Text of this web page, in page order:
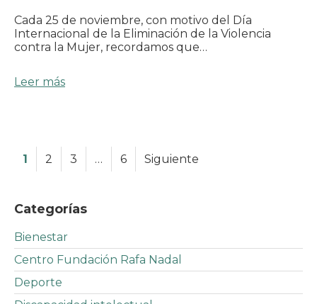
Cada 25 de noviembre, con motivo del Día
Internacional de la Eliminación de la Violencia
contra la Mujer, recordamos que…
Leer más
1 2 3 … 6 Siguiente
Categorías
Bienestar
Centro Fundación Rafa Nadal
Deporte